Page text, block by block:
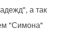
а так
"Симона"